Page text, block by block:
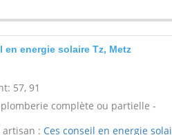
en energie solaire Tz, Metz
57, 91
complète ou partielle -
artisan : Ces conseil en energie